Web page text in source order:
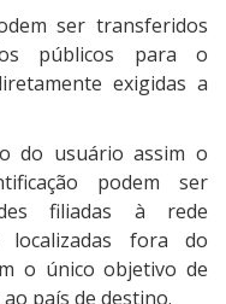
ser transferidos
públicos para o
exigidas a
do usuário assim o
podem ser
filiadas à rede
localizadas fora do
o único objetivo de
país de destino.